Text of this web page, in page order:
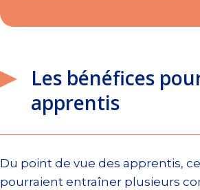
Les bénéfices
apprentis
Du point de vue des apprentis,
pourraient entraîner plusieurs